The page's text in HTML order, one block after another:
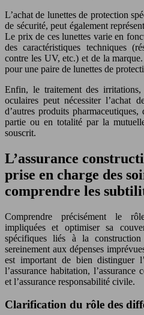
L’achat de lunettes de protection
de sécurité, peut également
Le prix de ces lunettes varie en
des caractéristiques techniques
contre les UV, etc.) et de la
pour une paire de lunettes de
Enfin, le traitement des
oculaires peut nécessiter l’achat
d’autres produits
partie ou en totalité par la
souscrit.
L’assurance
prise en charge des
comprendre les
Comprendre précisément le
impliquées et optimiser sa
spécifiques liés à la
sereinement aux dépenses
est important de bien distinguer
l’assurance habitation, l’assurance
et l’assurance responsabilité civile.
Clarification du rôle des